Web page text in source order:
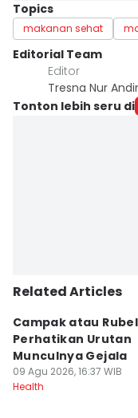
Topics
makanan sehat
Editorial Team
Editor
Tresna Nur
Tonton lebih seru di
Related Articles
Campak atau
Perhatikan Urutan
Munculnya Gejala
09 Agu 2026, 16:37 WIB
Health